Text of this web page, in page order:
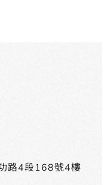
路4段168號4樓